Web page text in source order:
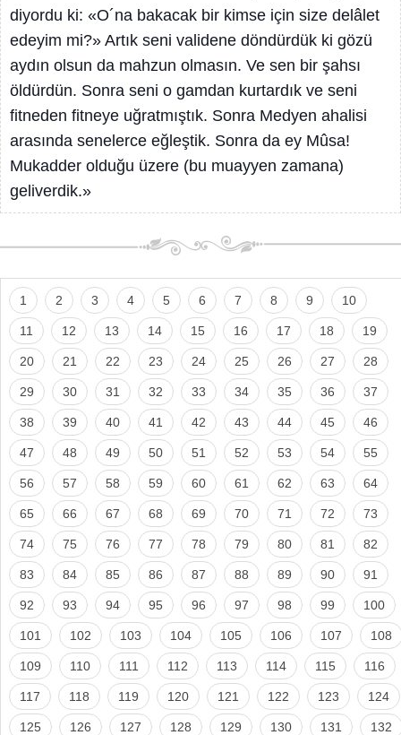
diyordu ki: «O´na bakacak bir kimse için size delâlet
edeyim mi?» Artık seni validene döndürdük ki gözü
aydın olsun da mahzun olmasın. Ve sen bir şahsı
öldürdün. Sonra seni o gamdan kurtardık ve seni
fitneden fitneye uğratmıştık. Sonra Medyen ahalisi
arasında senelerce eğleştik. Sonra da ey Mûsa!
Mukadder olduğu üzere (bu muayyen zamana)
geliverdik.»
1 2 3 4 5 6 7 8 9 10
11 12 13 14 15 16 17 18 19
20 21 22 23 24 25 26 27 28
29 30 31 32 33 34 35 36 37
38 39 40 41 42 43 44 45 46
47 48 49 50 51 52 53 54 55
56 57 58 59 60 61 62 63 64
65 66 67 68 69 70 71 72 73
74 75 76 77 78 79 80 81 82
83 84 85 86 87 88 89 90 91
92 93 94 95 96 97 98 99 100
101 102 103 104 105 106 107 108
109 110 111 112 113 114 115 116
117 118 119 120 121 122 123 124
125 126 127 128 129 130 131 132